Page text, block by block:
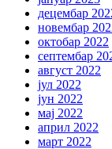
децембар
новембар
октобар 2022
септембар
август 2022
јул 2022
јун 2022
мај 2022
април 2022
март 2022